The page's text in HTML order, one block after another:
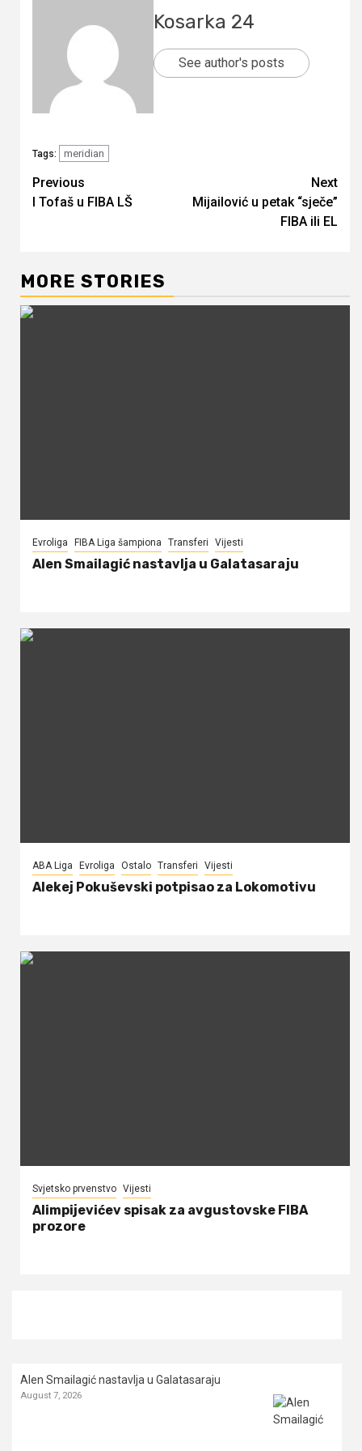
Kosarka 24
See author's posts
Tags: meridian
Continue
Reading
Previous
I Tofaš u FIBA LŠ
Next
Mijailović u petak “sječe”
FIBA ili EL
MORE STORIES
Evroliga FIBA Liga šampiona Transferi Vijesti
Alen Smailagić nastavlja u Galatasaraju
ABA Liga Evroliga Ostalo Transferi Vijesti
Alekej Pokuševski potpisao za Lokomotivu
Svjetsko prvenstvo Vijesti
Alimpijevićev spisak za avgustovske FIBA
prozore
Alen Smailagić nastavlja u Galatasaraju
August 7, 2026